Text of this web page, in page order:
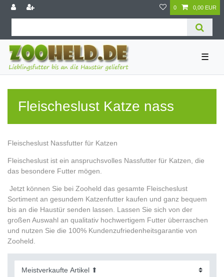
0 0,00 EUR
☰
Fleischeslust Katze nass
Fleischeslust Nassfutter für Katzen
Fleischeslust ist ein anspruchsvolles Nassfutter für Katzen, die
das besondere Futter mögen.
Jetzt können Sie bei Zooheld das gesamte Fleischeslust
Sortiment an gesundem Katzenfutter kaufen und ganz bequem
bis an die Haustür senden lassen. Lassen Sie sich von der
großen Auswahl an qualitativ hochwertigem Futter überraschen
und nutzen Sie die 100% Kundenzufriedenheitsgarantie von
Zooheld.